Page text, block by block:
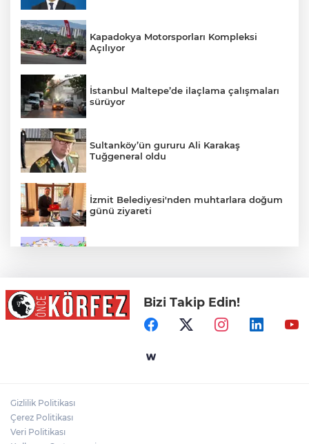
Kapadokya Motorsporları Kompleksi
Açılıyor
İstanbul Maltepe’de ilaçlama çalışmaları
sürüyor
Sultanköy’ün gururu Ali Karakaş
Tuğgeneral oldu
İzmit Belediyesi'nden muhtarlara doğum
günü ziyareti
Bilişim 500'de 39 Milyar Dolarlık Dev
Hacim
Mersin Sinema Ofisi Avrupa’nın djital
Bizi Takip Edin!
Gizlilik Politikası
Çerez Politikası
Veri Politikası